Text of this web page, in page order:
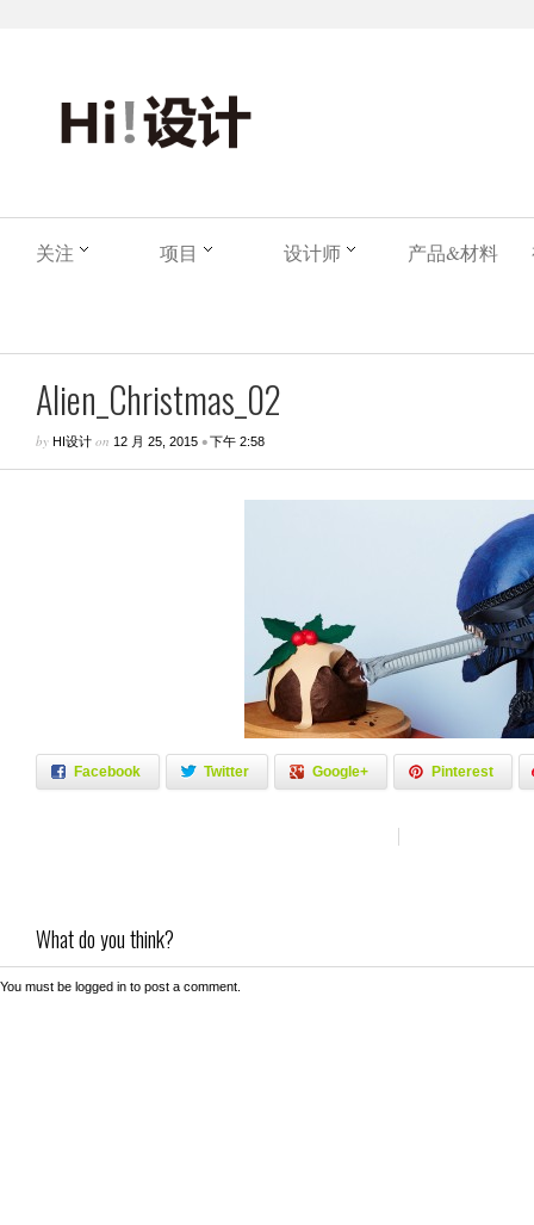
关注 项目 设计师 产品&材料
Alien_Christmas_02
by HI设计 on 12 月 25, 2015 •下午 2:58
Facebook Twitter Google+ Pinterest
What do you think?
You must be logged in to post a comment.